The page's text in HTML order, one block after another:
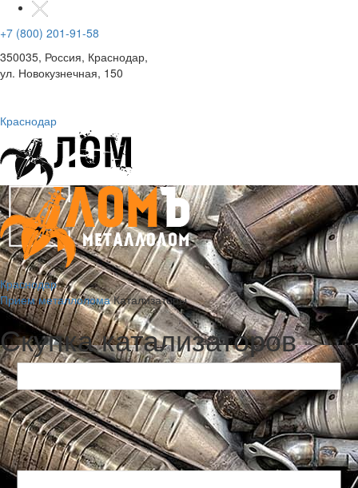
+7 (800) 201-91-58
350035, Россия, Краснодар,
ул. Новокузнечная, 150
Краснодар
Краснодар
Прием металлолома Катализаторы
Скупка катализаторов